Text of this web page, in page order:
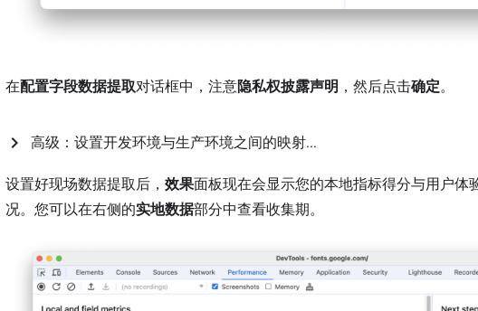
在配置字段数据提取对话框中，注意隐私权披露声明 ，然后点击确定。
高级：设置开发环境与生产环境之间的映射...
设置好现场数据提取后， 效果面板现在会显示您的本地指标得分与用户体
况。您可以在右侧的实地数据部分中查看收集期。